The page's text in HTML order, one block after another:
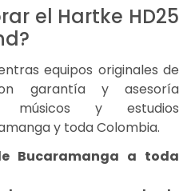
el Hartke HD25
equipos originales de
garantía y asesoría
músicos y estudios
y toda Colombia.
Bucaramanga a toda